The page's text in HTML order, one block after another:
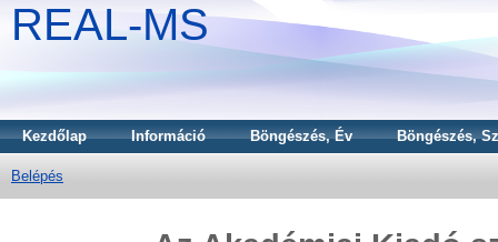
REAL-MS
Kezdőlap Információ Böngészés, Év Böngészés,
Belépés